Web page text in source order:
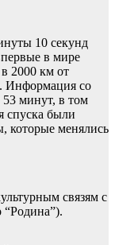
10 секунд
в мире
2000 км от
Информация со
53 минут, в том
спуска были
которые менялись
связям с
“Родина”).